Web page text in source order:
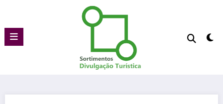
conteúdo